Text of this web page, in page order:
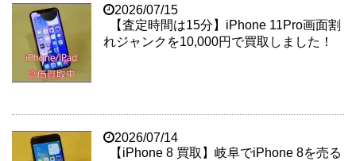
2026/07/15
【査定時間は15分】iPhone 11Pro画面割
れジャンクを10,000円で買取しました！
2026/07/14
【iPhone 8 買取】岐阜でiPhone 8を売る